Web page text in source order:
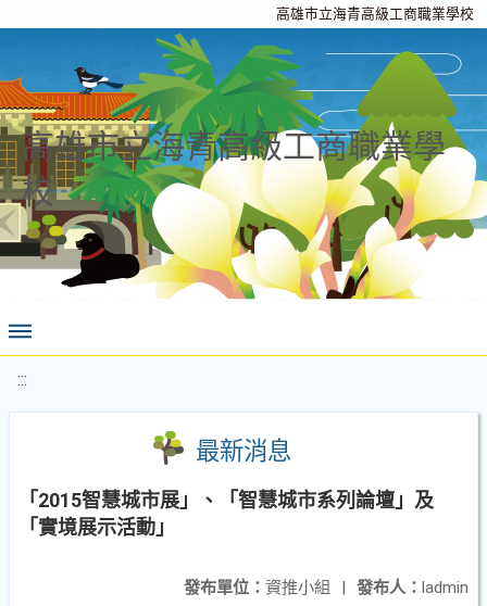
高雄市立海青高級工商職業學校
高雄市立海青高級工商職業學
校
:::
最新消息
「2015智慧城市展」、「智慧城市系列論壇」及
「實境展示活動」
發布人： ladmin
發布單位： 資推小組 |